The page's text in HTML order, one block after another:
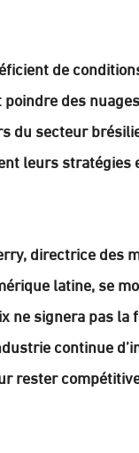
de
des
du secteur
leurs stratégies
directrice des
latine, se
ne signera pas la
continue
rester